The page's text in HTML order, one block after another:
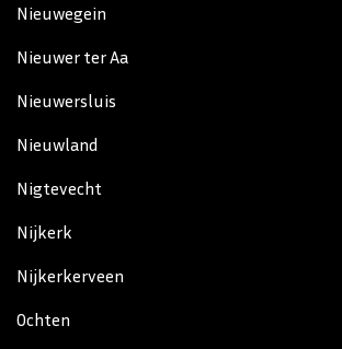
Nieuwegein
Nieuwer ter Aa
Nieuwersluis
Nieuwland
Nigtevecht
Nijkerk
Nijkerkerveen
Ochten